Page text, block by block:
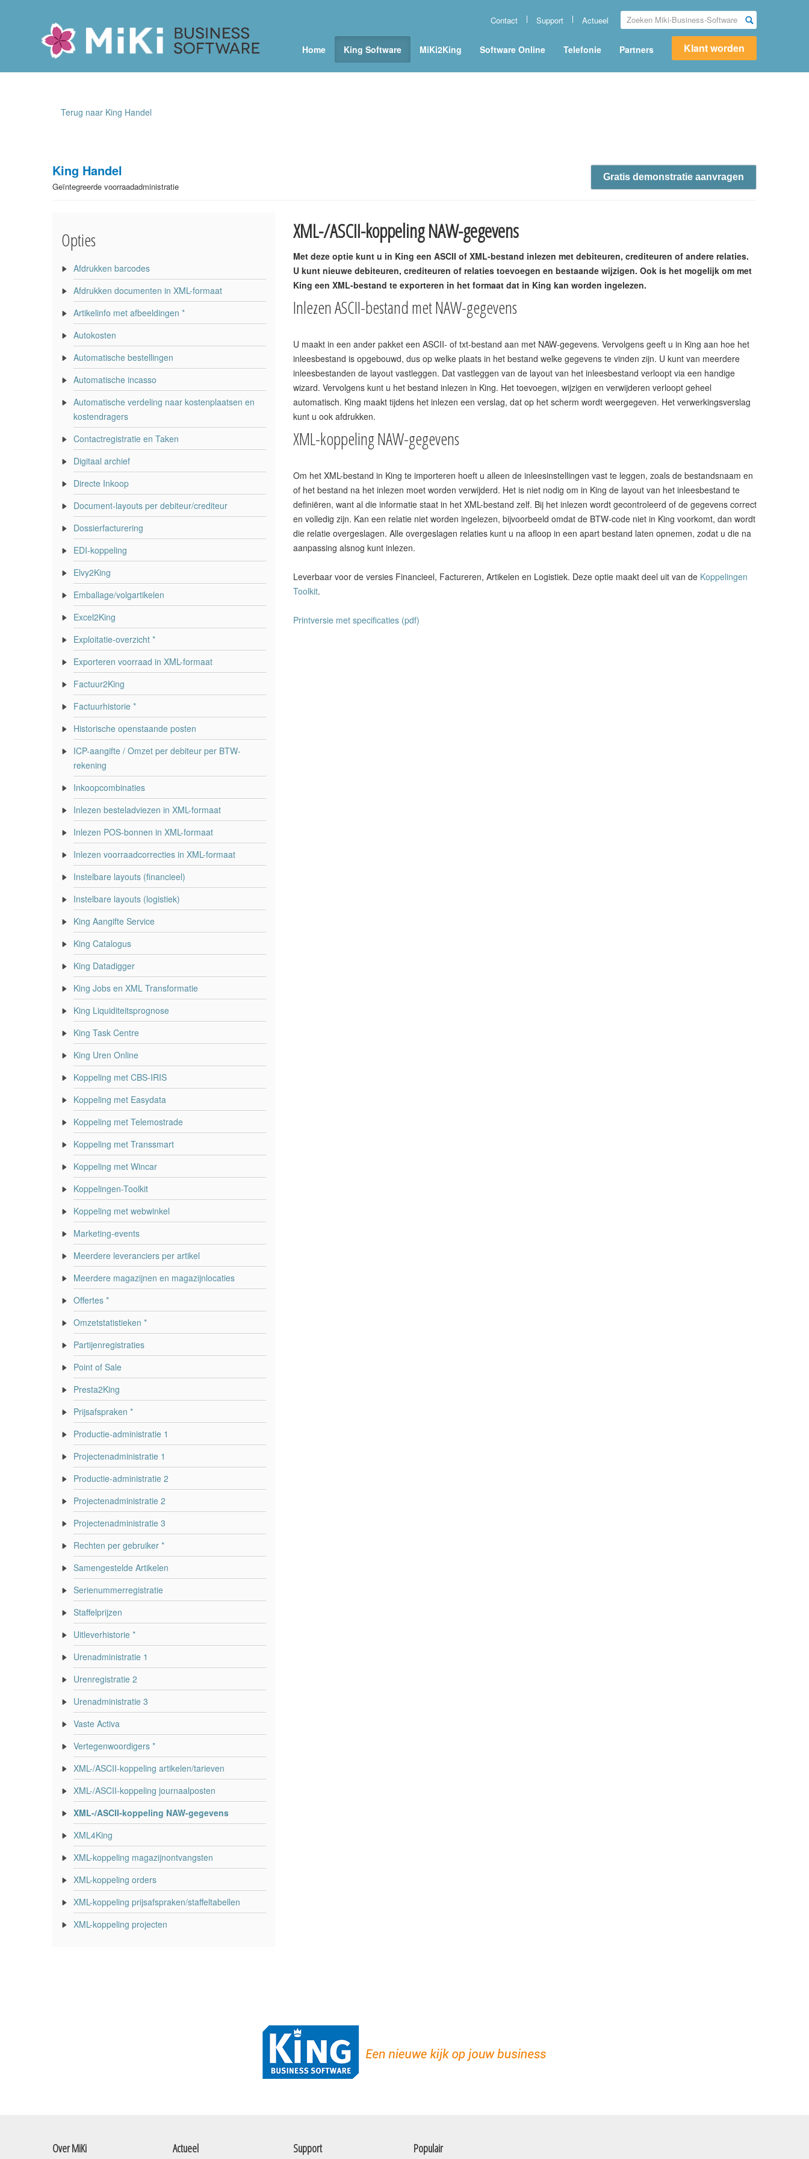
Miki-Business-Software
Home King Software MiKi2King Software Online Telefonie Partners Klant worden
Actueel
Support
Contact
Terug naar King Handel
King Handel
Geïntegreerde voorraadadministratie
Gratis demonstratie aanvragen
Opties
Afdrukken barcodes
Afdrukken documenten in XML-formaat
Artikelinfo met afbeeldingen *
Autokosten
Automatische bestellingen
Automatische incasso
Automatische verdeling naar kostenplaatsen en
kostendragers
Contactregistratie en Taken
Digitaal archief
Directe Inkoop
Document-layouts per debiteur/crediteur
Dossierfacturering
EDI-koppeling
Elvy2King
Emballage/volgartikelen
Excel2King
Exploitatie-overzicht *
Exporteren voorraad in XML-formaat
Factuur2King
Factuurhistorie *
Historische openstaande posten
ICP-aangifte / Omzet per debiteur per BTW-
rekening
Inkoopcombinaties
Inlezen besteladviezen in XML-formaat
Inlezen POS-bonnen in XML-formaat
Inlezen voorraadcorrecties in XML-formaat
Instelbare layouts (financieel)
Instelbare layouts (logistiek)
King Aangifte Service
King Catalogus
King Datadigger
King Jobs en XML Transformatie
King Liquiditeitsprognose
King Task Centre
King Uren Online
Koppeling met CBS-IRIS
Koppeling met Easydata
Koppeling met Telemostrade
Koppeling met Transsmart
Koppeling met Wincar
Koppelingen-Toolkit
Koppeling met webwinkel
Marketing-events
Meerdere leveranciers per artikel
Meerdere magazijnen en magazijnlocaties
Offertes *
Omzetstatistieken *
Partijenregistraties
Point of Sale
Presta2King
Prijsafspraken *
Productie-administratie 1
Projectenadministratie 1
Productie-administratie 2
Projectenadministratie 2
Projectenadministratie 3
Rechten per gebruiker *
Samengestelde Artikelen
Serienummerregistratie
Staffelprijzen
Uitleverhistorie *
Urenadministratie 1
Urenregistratie 2
Urenadministratie 3
Vaste Activa
Vertegenwoordigers *
XML-/ASCII-koppeling artikelen/tarieven
XML-/ASCII-koppeling journaalposten
XML-/ASCII-koppeling NAW-gegevens
XML4King
XML-koppeling magazijnontvangsten
XML-koppeling orders
XML-koppeling prijsafspraken/staffeltabellen
XML-koppeling projecten
XML-/ASCII-koppeling NAW-gegevens
Met deze optie kunt u in King een ASCII of XML-bestand inlezen met debiteuren, crediteuren of andere relaties.
U kunt nieuwe debiteuren, crediteuren of relaties toevoegen en bestaande wijzigen. Ook is het mogelijk om met
King een XML-bestand te exporteren in het formaat dat in King kan worden ingelezen.
Inlezen ASCII-bestand met NAW-gegevens
U maakt in een ander pakket een ASCII- of txt-bestand aan met NAW-gegevens. Vervolgens geeft u in King aan hoe het
inleesbestand is opgebouwd, dus op welke plaats in het bestand welke gegevens te vinden zijn. U kunt van meerdere
inleesbestanden de layout vastleggen. Dat vastleggen van de layout van het inleesbestand verloopt via een handige
wizard. Vervolgens kunt u het bestand inlezen in King. Het toevoegen, wijzigen en verwijderen verloopt geheel
automatisch. King maakt tijdens het inlezen een verslag, dat op het scherm wordt weergegeven. Het verwerkingsverslag
XML-koppeling NAW-gegevens
Om het XML-bestand in King te importeren hoeft u alleen de inleesinstellingen vast te leggen, zoals de bestandsnaam en
of het bestand na het inlezen moet worden verwijderd. Het is niet nodig om in King de layout van het inleesbestand te
definiëren, want al die informatie staat in het XML-bestand zelf. Bij het inlezen wordt gecontroleerd of de gegevens correct
en volledig zijn. Kan een relatie niet worden ingelezen, bijvoorbeeld omdat de BTW-code niet in King voorkomt, dan wordt
die relatie overgeslagen. Alle overgeslagen relaties kunt u na afloop in een apart bestand laten opnemen, zodat u die na
aanpassing alsnog kunt inlezen.
Leverbaar voor de versies Financieel, Factureren, Artikelen en Logistiek. Deze optie maakt deel uit van de Koppelingen
Toolkit.
Printversie met specificaties (pdf)
Over MiKi Actueel Support Populair